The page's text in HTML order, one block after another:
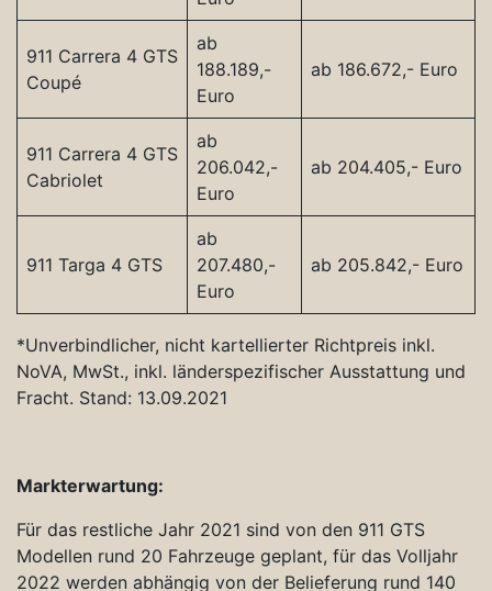
911 Carrera 4 GTS
Coupé
ab
188.189,-
Euro
ab 186.672,- Euro
911 Carrera 4 GTS
Cabriolet
ab
206.042,-
Euro
ab 204.405,- Euro
911 Targa 4 GTS
ab
207.480,-
Euro
ab 205.842,- Euro
*Unverbindlicher, nicht kartellierter Richtpreis inkl.
NoVA, MwSt., inkl. länderspezifischer Ausstattung und
Fracht. Stand: 13.09.2021
Markterwartung:
Für das restliche Jahr 2021 sind von den 911 GTS
Modellen rund 20 Fahrzeuge geplant, für das Volljahr
2022 werden abhängig von der Belieferung rund 140